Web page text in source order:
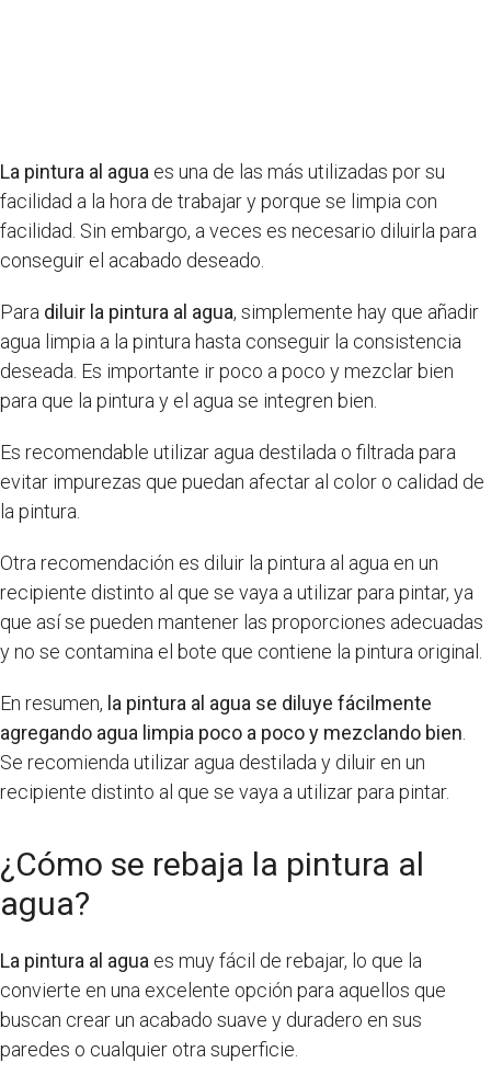
La pintura al agua es una de las más utilizadas por su
facilidad a la hora de trabajar y porque se limpia con
facilidad. Sin embargo, a veces es necesario diluirla para
conseguir el acabado deseado.
Para diluir la pintura al agua, simplemente hay que añadir
agua limpia a la pintura hasta conseguir la consistencia
deseada. Es importante ir poco a poco y mezclar bien
para que la pintura y el agua se integren bien.
Es recomendable utilizar agua destilada o filtrada para
evitar impurezas que puedan afectar al color o calidad de
la pintura.
Otra recomendación es diluir la pintura al agua en un
recipiente distinto al que se vaya a utilizar para pintar, ya
que así se pueden mantener las proporciones adecuadas
y no se contamina el bote que contiene la pintura original.
En resumen, la pintura al agua se diluye fácilmente
agregando agua limpia poco a poco y mezclando bien
Se recomienda utilizar agua destilada y diluir en un
recipiente distinto al que se vaya a utilizar para pintar.
¿Cómo se rebaja la pintura al
agua?
La pintura al agua es muy fácil de rebajar, lo que la
convierte en una excelente opción para aquellos que
buscan crear un acabado suave y duradero en sus
paredes o cualquier otra superficie.